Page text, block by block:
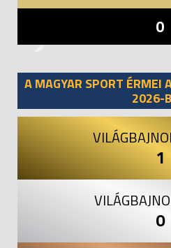
0
A MAGYAR SPORT ÉRMEI
2026-
1
0